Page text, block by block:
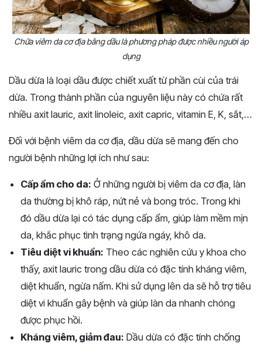
Chữa viêm da cơ địa bằng dầu là phương pháp được nhiều người áp
dụng
Dầu dừa là loại dầu được chiết xuất từ phần cùi của trái
dừa. Trong thành phần của nguyên liệu này có chứa rất
nhiều axit lauric, axit linoleic, axit capric, vitamin E, K, sắt,…
Đối với bệnh viêm da cơ địa, dầu dừa sẽ mang đến cho
người bệnh những lợi ích như sau:
Cấp ẩm cho da: Ở những người bị viêm da cơ địa, làn
da thường bị khô ráp, nứt nẻ và bong tróc. Trong khi
đó dầu dừa lại có tác dụng cấp ẩm, giúp làm mềm mịn
da, khắc phục tình trạng ngứa ngáy, khô da.
Tiêu diệt vi khuẩn: Theo các nghiên cứu y khoa cho
thấy, axit lauric trong dầu dừa có đặc tính kháng viêm,
diệt khuẩn, ngừa nấm. Khi sử dụng lên da sẽ hỗ trợ tiêu
diệt vi khuẩn gây bệnh và giúp làn da nhanh chóng
được phục hồi.
Kháng viêm, giảm đau: Dầu dừa có đặc tính chống